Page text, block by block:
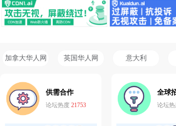
加拿大华人网 英国华人网 意大利
供需合作
论坛热度 21753
全球
论坛